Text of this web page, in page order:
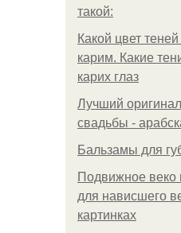
такой:
Какой цвет
карим. Какие
карих глаз
Лучший
свадьбы -
Бальзамы для
Подвижное веко
для нависшего
картинках